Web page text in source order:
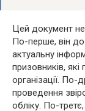
Цей документ
По-перше, він
актуальну
призовників,
організації.
проведення
обліку. По-